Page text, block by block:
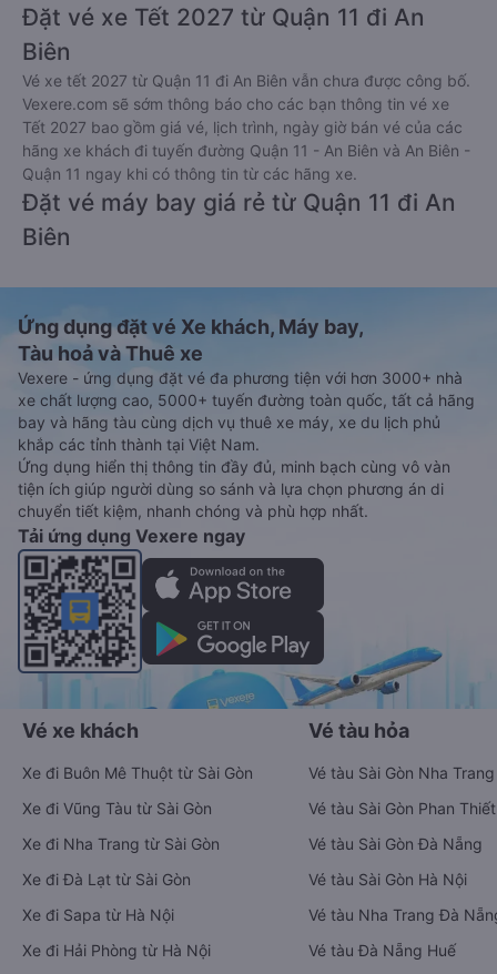
Đặt vé xe Tết 2027 từ Quận 11 đi An
Biên
Vé xe tết 2027 từ Quận 11 đi An Biên vẫn chưa được công bố.
Vexere.com sẽ sớm thông báo cho các bạn thông tin vé xe
Tết 2027 bao gồm giá vé, lịch trình, ngày giờ bán vé của các
hãng xe khách đi tuyến đường Quận 11 - An Biên và An Biên -
Quận 11 ngay khi có thông tin từ các hãng xe.
Đặt vé máy bay giá rẻ từ Quận 11 đi An
Biên
Ứng dụng đặt vé Xe khách, Máy bay,
Tàu hoả và Thuê xe
Vexere - ứng dụng đặt vé đa phương tiện với hơn 3000+ nhà
xe chất lượng cao, 5000+ tuyến đường toàn quốc, tất cả hãng
bay và hãng tàu cùng dịch vụ thuê xe máy, xe du lịch phủ
khắp các tỉnh thành tại Việt Nam.
Ứng dụng hiển thị thông tin đầy đủ, minh bạch cùng vô vàn
tiện ích giúp người dùng so sánh và lựa chọn phương án di
chuyển tiết kiệm, nhanh chóng và phù hợp nhất.
Tải ứng dụng Vexere ngay
Vé xe khách
Xe đi Buôn Mê Thuột từ Sài Gòn
Xe đi Vũng Tàu từ Sài Gòn
Xe đi Nha Trang từ Sài Gòn
Xe đi Đà Lạt từ Sài Gòn
Xe đi Sapa từ Hà Nội
Xe đi Hải Phòng từ Hà Nội
Vé tàu hỏa
Vé tàu Sài Gòn Nha Trang
Vé tàu Sài Gòn Phan Thiết
Vé tàu Sài Gòn Đà Nẵng
Vé tàu Sài Gòn Hà Nội
Vé tàu Nha Trang Đà
Vé tàu Đà Nẵng Huế